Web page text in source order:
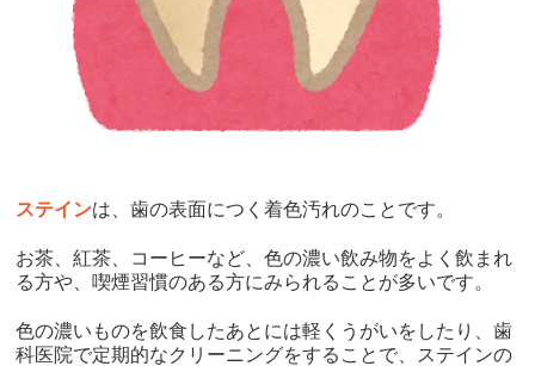
ステインは、歯の表面につく着色汚れのことです。
お茶、紅茶、コーヒーなど、色の濃い飲み物をよく飲まれ
る方や、喫煙習慣のある方にみられることが多いです。
色の濃いものを飲食したあとには軽くうがいをしたり、歯
科医院で定期的なクリーニングをすることで、ステインの